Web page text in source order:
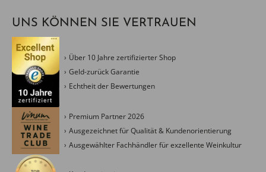
UNS KÖNNEN SIE VERTRAUEN
Über 10 Jahre zertifizierter Shop
Geld-zurück Garantie
Echtheit der Bewertungen
Premium Partner 2026
Ausgezeichnet für Qualität & Kundenorientierung
Ausgewählter Fachhändler für exzellente Weinkultur